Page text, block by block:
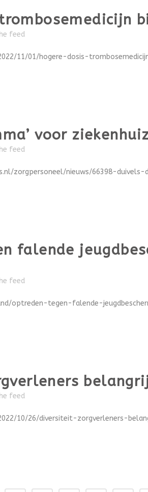
feed
11/01/hogere-dosis-
voor
feed
zorgpersoneel/nieuws/66398-
falende
feed
optreden-tegen-falende-
feed
10/26/diversiteit-zorgverleners-